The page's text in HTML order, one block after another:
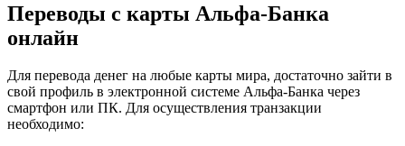
Переводы с карты Альфа-Банка
онлайн
Для перевода денег на любые карты мира, достаточно зайти в
свой профиль в электронной системе Альфа-Банка через
смартфон или ПК. Для осуществления транзакции
необходимо: